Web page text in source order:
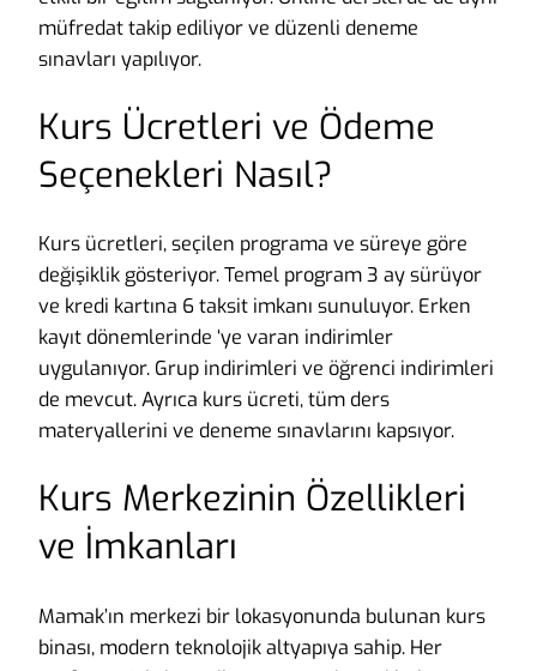
müfredat takip ediliyor ve düzenli deneme
sınavları yapılıyor.
Kurs Ücretleri ve Ödeme
Seçenekleri Nasıl?
Kurs ücretleri, seçilen programa ve süreye göre
değişiklik gösteriyor. Temel program 3 ay sürüyor
ve kredi kartına 6 taksit imkanı sunuluyor. Erken
kayıt dönemlerinde ‘ye varan indirimler
uygulanıyor. Grup indirimleri ve öğrenci indirimleri
de mevcut. Ayrıca kurs ücreti, tüm ders
materyallerini ve deneme sınavlarını kapsıyor.
Kurs Merkezinin Özellikleri
ve İmkanları
Mamak’ın merkezi bir lokasyonunda bulunan kurs
binası, modern teknolojik altyapıya sahip. Her